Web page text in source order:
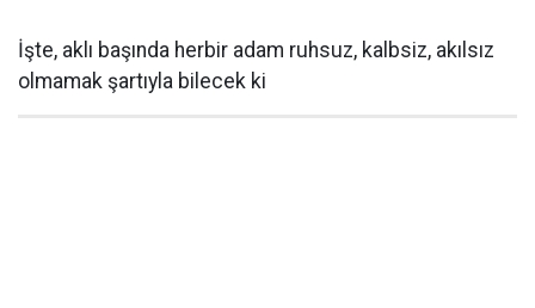
İşte, aklı başında herbir adam ruhsuz, kalbsiz, akılsız
olmamak şartıyla bilecek ki